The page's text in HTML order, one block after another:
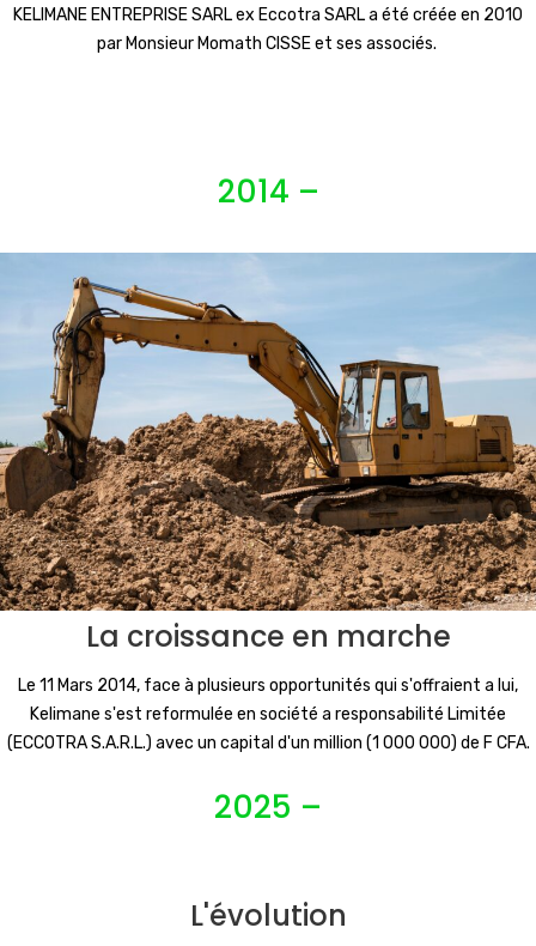
KELIMANE ENTREPRISE SARL ex Eccotra SARL a été créée en 2010
par Monsieur Momath CISSE et ses associés. ​
2014 –
La croissance en marche
Le 11 Mars 2014, face à plusieurs opportunités qui s'offraient a lui,
Kelimane s'est reformulée en société a responsabilité Limitée
(ECCOTRA S.A.R.L.) avec un capital d'un million (1 000 000) de F CFA.
2025 –
L'évolution